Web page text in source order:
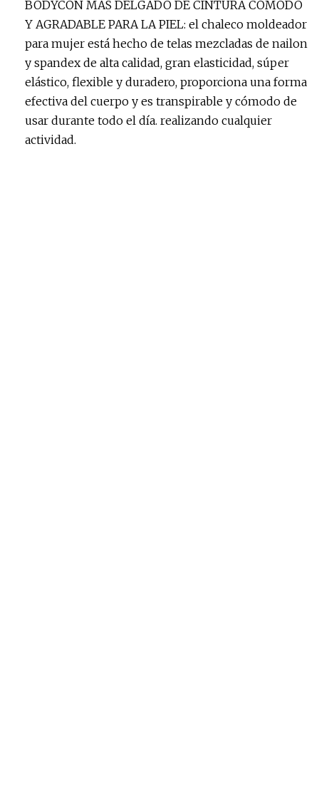
BODYCON MÁS DELGADO DE CINTURA CÓMODO
Y AGRADABLE PARA LA PIEL: el chaleco moldeador
para mujer está hecho de telas mezcladas de nailon
y spandex de alta calidad, gran elasticidad, súper
elástico, flexible y duradero, proporciona una forma
efectiva del cuerpo y es transpirable y cómodo de
usar durante todo el día. realizando cualquier
actividad.